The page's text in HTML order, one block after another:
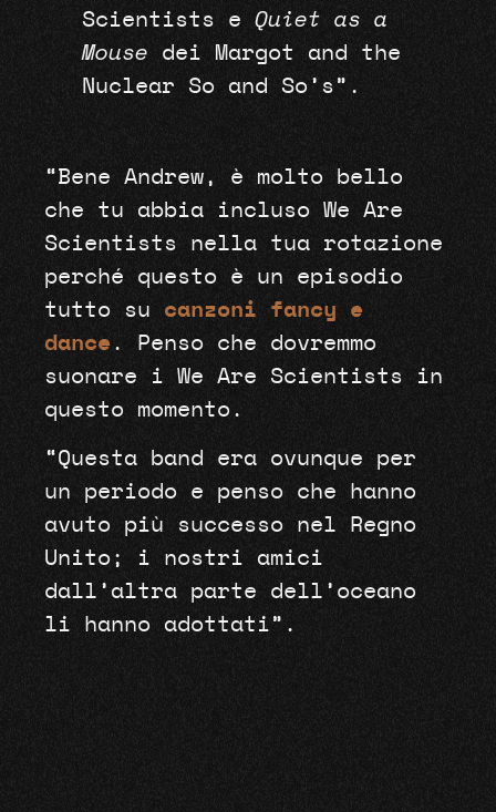
Scientists eQuiet as a
Mouse dei Margot and the
Nuclear So and So’s”.
“Bene Andrew, è molto bello
che tu abbia incluso We Are
Scientists nella tua rotazione
perché questo è un episodio
tutto su canzoni fancy e
dance . Penso che dovremmo
suonare i We Are Scientists in
questo momento.
“Questa band era ovunque per
un periodo e penso che hanno
avuto più successo nel Regno
Unito; i nostri amici
dall’altra parte dell’oceano
li hanno adottati”.